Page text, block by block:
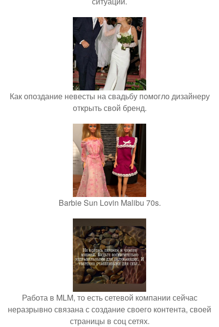
Как опоздание невесты на свадьбу помогло дизайнеру
открыть свой бренд.
Barbie Sun Lovin Malibu 70s.
Работа в MLM, то есть сетевой компании сейчас
неразрывно связана с создание своего контента, своей
страницы в соц сетях.